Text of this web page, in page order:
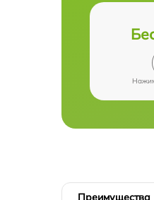
Преимущества